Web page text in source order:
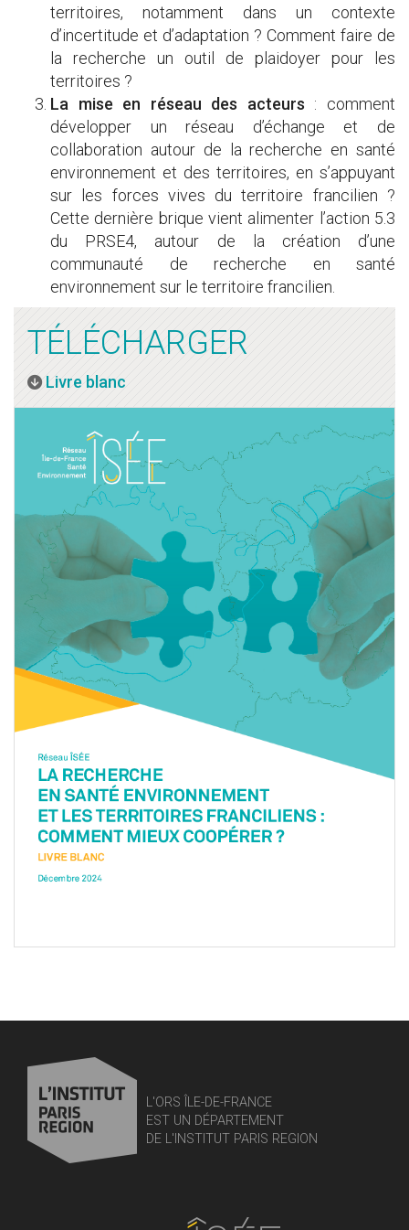
territoires, notamment dans un contexte
d’incertitude et d’adaptation ? Comment faire de
la recherche un outil de plaidoyer pour les
territoires ?
La mise en réseau des acteurs : comment
développer un réseau d’échange et de
collaboration autour de la recherche en santé
environnement et des territoires, en s’appuyant
sur les forces vives du territoire francilien ?
Cette dernière brique vient alimenter l’action 5.3
du PRSE4, autour de la création d’une
communauté de recherche en santé
environnement sur le territoire francilien.
TÉLÉCHARGER
Livre blanc
L'ORS ÎLE-DE-FRANCE
EST UN DÉPARTEMENT
DE L'INSTITUT PARIS REGION